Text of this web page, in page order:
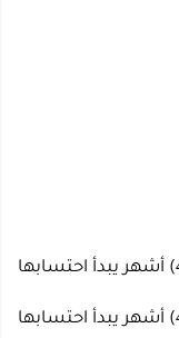
) أشهر يبدأ احتسابها
) أشهر يبدأ احتسابها